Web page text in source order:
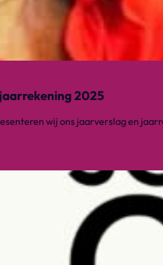
2025
wij ons jaarverslag en